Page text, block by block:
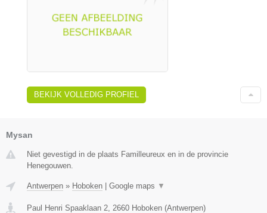
BEKIJK VOLLEDIG PROFIEL
Mysan
Niet gevestigd in de plaats Familleureux en in de provincie
Henegouwen.
Antwerpen » Hoboken | Google maps ▼
Paul Henri Spaaklaan 2 2660 Hoboken (Antwerpen)